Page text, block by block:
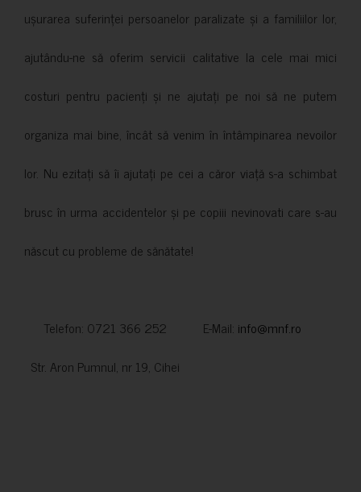
ușurarea suferinței persoanelor paralizate și a familiilor lor,
ajutându-ne să oferim servicii calitative la cele mai mici
costuri pentru pacienți și ne ajutați pe noi să ne putem
organiza mai bine, încât să venim în întâmpinarea nevoilor
lor. Nu ezitați să îi ajutați pe cei a căror viață s-a schimbat
brusc în urma accidentelor și pe copiii nevinovati care s-au
născut cu probleme de sănătate!
Telefon: 0721 366 252 E-Mail: info@mnf.ro
Str. Aron Pumnul, nr 19, Cihei